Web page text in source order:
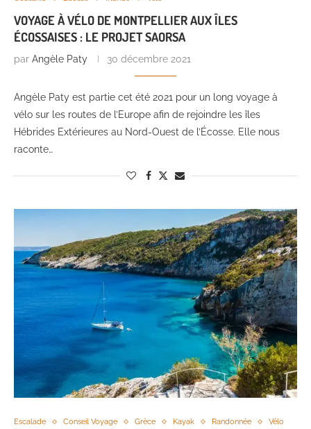
VOYAGE À VÉLO DE MONTPELLIER AUX ÎLES
ÉCOSSAISES : LE PROJET SAORSA
par Angèle Paty 30 décembre 2021
Angèle Paty est partie cet été 2021 pour un long voyage à
vélo sur les routes de l’Europe afin de rejoindre les îles
Hébrides Extérieures au Nord-Ouest de l’Écosse. Elle nous
raconte…
Escalade Conseil Voyage Grèce Kayak Randonnée Vélo